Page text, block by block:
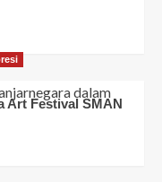
Art Festival SMAN